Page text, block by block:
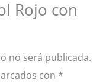
Rojo con
no será publicada.
con *